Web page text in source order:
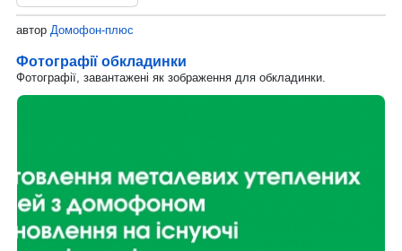
автор Домофон-плюс
Фотографії обкладинки
Фотографії, завантажені як зображення для обкладинки.